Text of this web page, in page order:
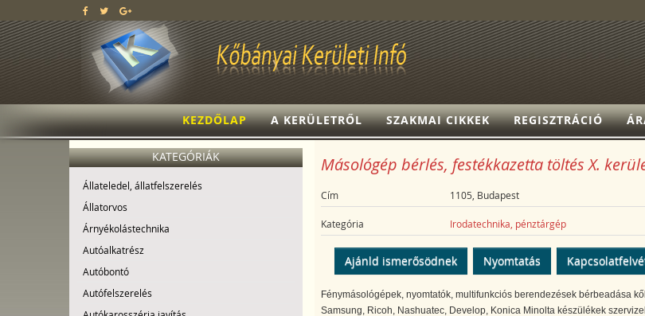
KEZDŐLAP A KERÜLETRŐL SZAKMAI CIKKEK REGISZTRÁCIÓ
KATEGÓRIÁK
Állateledel, állatfelszerelés
Állatorvos
Árnyékolástechnika
Autóalkatrész
Autóbontó
Autófelszerelés
Másológép bérlés, festékkazetta töltés X.
Cím 1105, Budapest
Kategória Irodatechnika, pénztárgép
Ajánld ismerősödnek Nyomtatás
Fénymásológépek, nyomtatók, multifunkciós berendezések bérbeadása
Samsung, Ricoh, Nashuatec, Develop, Konica Minolta készülékek